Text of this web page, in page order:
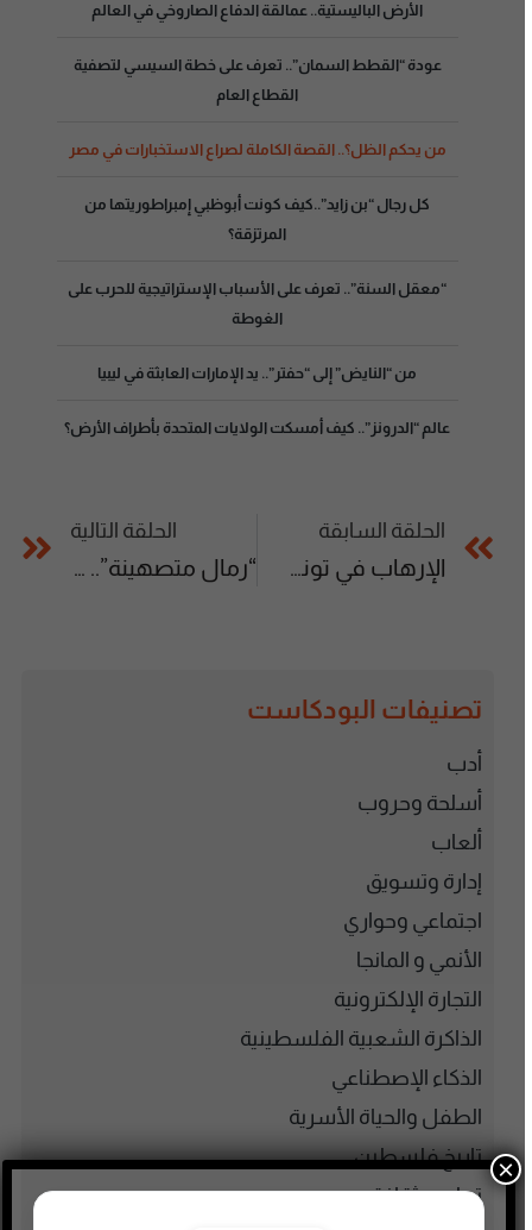
الأرض الباليستية.. عمالقة الدفاع الصاروخي في العالم
عودة “القطط السمان”.. تعرف على خطة السيسي لتصفية
القطاع العام
من يحكم الظل؟.. القصة الكاملة لصراع الاستخبارات في مصر
كل رجال “بن زايد”..كيف كونت أبوظبي إمبراطوريتها من
المرتزقة؟
“معقل السنة”.. تعرف على الأسباب الإستراتيجية للحرب على
الغوطة
من “النايض” إلى “حفتر”.. يد الإمارات العابثة في ليبيا
عالم “الدرونز”.. كيف أمسكت الولايات المتحدة بأطراف الأرض؟
الحلقة السابقة
الإرهاب في تونس.. تطرف ديني أم نتيجة للفشل السياسي؟
الحلقة التالية
“رمال متصهينة”.. القصة الكاملة للعلاقات الإسرائيلية الإماراتية
تصنيفات البودكاست
أدب
أسلحة وحروب
ألعاب
إدارة وتسويق
اجتماعي وحواري
الأنمي و المانجا
التجارة الإلكترونية
الذاكرة الشعبية الفلسطينية
الذكاء الإصطناعي
الطفل والحياة الأسرية
تاريخ فلسطين
تعليم وثقافة
×